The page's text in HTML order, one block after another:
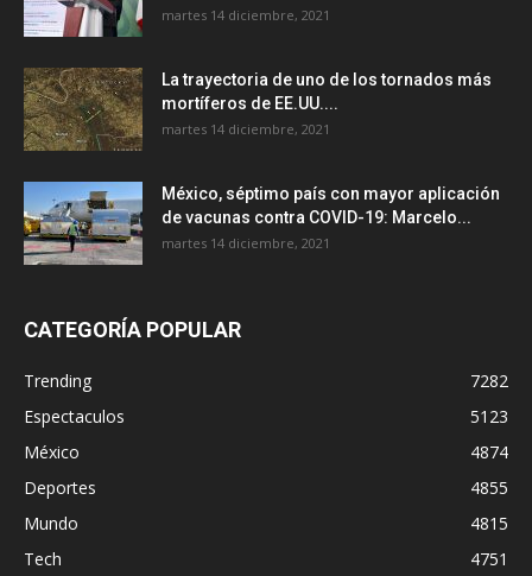
martes 14 diciembre, 2021
La trayectoria de uno de los tornados más
mortíferos de EE.UU....
martes 14 diciembre, 2021
México, séptimo país con mayor aplicación
de vacunas contra COVID-19: Marcelo...
martes 14 diciembre, 2021
CATEGORÍA POPULAR
Trending
7282
Espectaculos
5123
México
4874
Deportes
4855
Mundo
4815
Tech
4751